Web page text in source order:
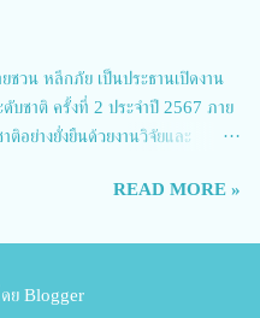
ลัยเทคนิคตาก นายจักรภพ กล่าว
วนมาก ต้องการควา...
วน หลีกภัย เป็นประธานเปิดงาน
ดับชาติ ครั้งที่ 2 ประจำปี 2567 ภาย
อย่างยั่งยืนด้วยงานวิจัยและ
Conference 2024: 'Towards
วิจัยและนวัตกรรม" และ นางสาวศิริ
ชี่ยวชาญด้านระบบวิจัย ผู้อำนวย
READ MORE »
ย Blogger